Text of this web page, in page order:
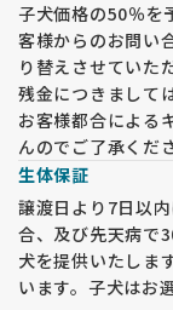
子犬価格の50％を
客様からのお問い
り替えさせていた
残金につきまして
お客様都合による
んのでご了承くだ
生体保証
譲渡日より7日以
合、及び先天病で
犬を提供いたしま
います。子犬はお